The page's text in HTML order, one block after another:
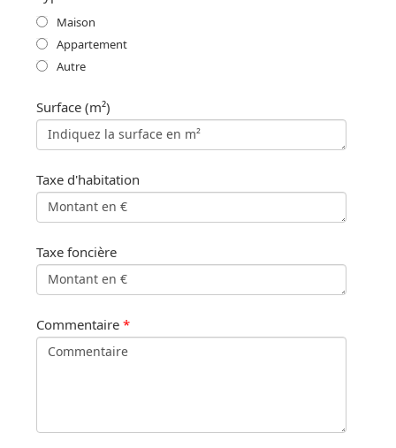
Maison
Appartement
Autre
Surface (m²)
Taxe d'habitation
Taxe foncière
Commentaire *